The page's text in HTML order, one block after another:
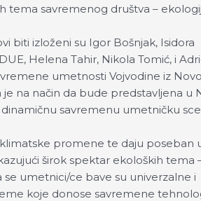
tema savremenog društva –
biti izloženi su Igor Bošnjak, Isidora
Helena Tahir, Nikola Tomić, i
umetnosti Vojvodine iz
je na način da bude predstavljena u
dinamičnu savremenu umetničku
promene te daju poseban
širok spektar ekoloških tema
umetnici/ce bave su univerzalne i
koje donose savremene